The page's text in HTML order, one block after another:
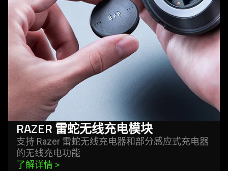
线
充
块
RAZER雷蛇无线充电模块
支持 Razer 雷蛇无线充电器和部分感应式充电器
的无线充电功能
了解详情 >